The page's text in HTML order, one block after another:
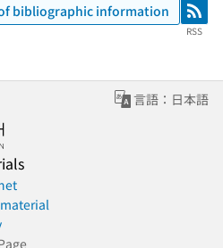
bibliographic information RSS
RSS
言語：日本語